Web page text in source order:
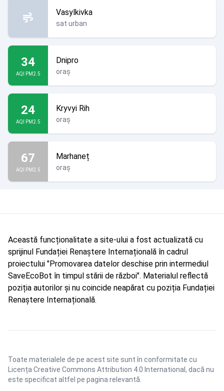
Vasylkivka
sat urban
34
AQI PM2.5
Dnipro
oraș
24
AQI PM2.5
Kryvyi Rih
oraș
67
AQI PM2.5
Marhaneț
oraș
Această funcționalitate a site-ului a fost actualizată cu
sprijinul Fundației Renaștere Internațională în cadrul
proiectului "Promovarea datelor deschise prin intermediul
SaveEcoBot în timpul stării de război". Materialul reflectă
poziția autorilor și nu coincide neapărat cu poziția Fundației
Renaștere Internațională.
Toate materialele de pe acest site sunt în conformitate cu
Licența Creative Commons Attribution 4.0 International , dacă nu
este specificat altfel pe pagina relevantă.